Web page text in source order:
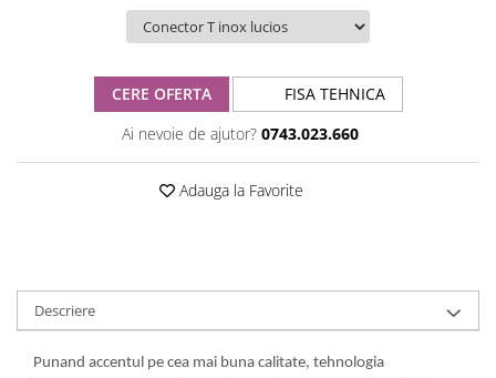
CERE OFERTA
FISA TEHNICA
Ai nevoie de ajutor? 0743.023.660
Adauga la Favorite
Descriere
Punand accentul pe cea mai buna calitate, tehnologia